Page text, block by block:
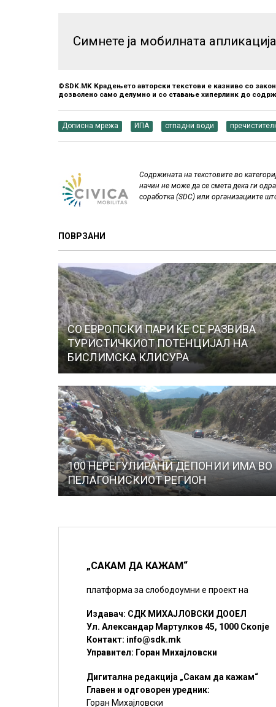
Симнете ја мобилната апликација
©SDK.MK Крадењето авторски текстови е казниво со
дозволено само делумно и со ставање хиперлинк до
Дописна мрежа ИПА отпадни води
Содржината на текстовите во
начин не може да се смета дека ги
соработка (SDC) или организациите
ПОВРЗАНИ
СО ЕВРОПСКИ ПАРИ ЌЕ СЕ РАЗВИВА
ТУРИСТИЧКИОТ ПОТЕНЦИЈАЛ НА
БИСЛИМСКА КЛИСУРА
100 НЕРЕГУЛИРАНИ ДЕПОНИИ ИМА ВО
ПЕЛАГОНИСКИОТ РЕГИОН
„САКАМ ДА КАЖАМ“
платформа за слободоумни е проект на
Издавач: СДК МИХАЈЛОВСКИ ДООЕЛ
Ул. Александар Мартулков 45, 1000 Скопје
Контакт: info@sdk.mk
Управител: Горан Михајловски
Дигитална редакција „Сакам да кажам“
Главен и одговорен уредник:
Горан Михајловски